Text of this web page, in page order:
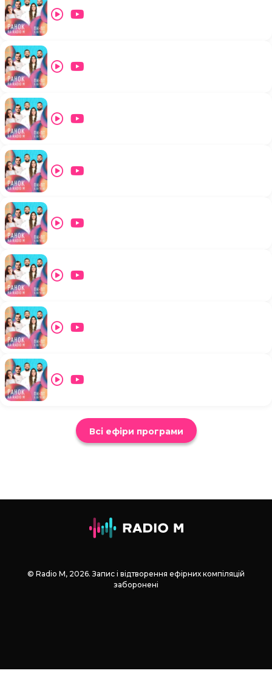
Всі ефіри програми
© Radio М, 2026. Запис і відтворення ефірних компіляцій
заборонені